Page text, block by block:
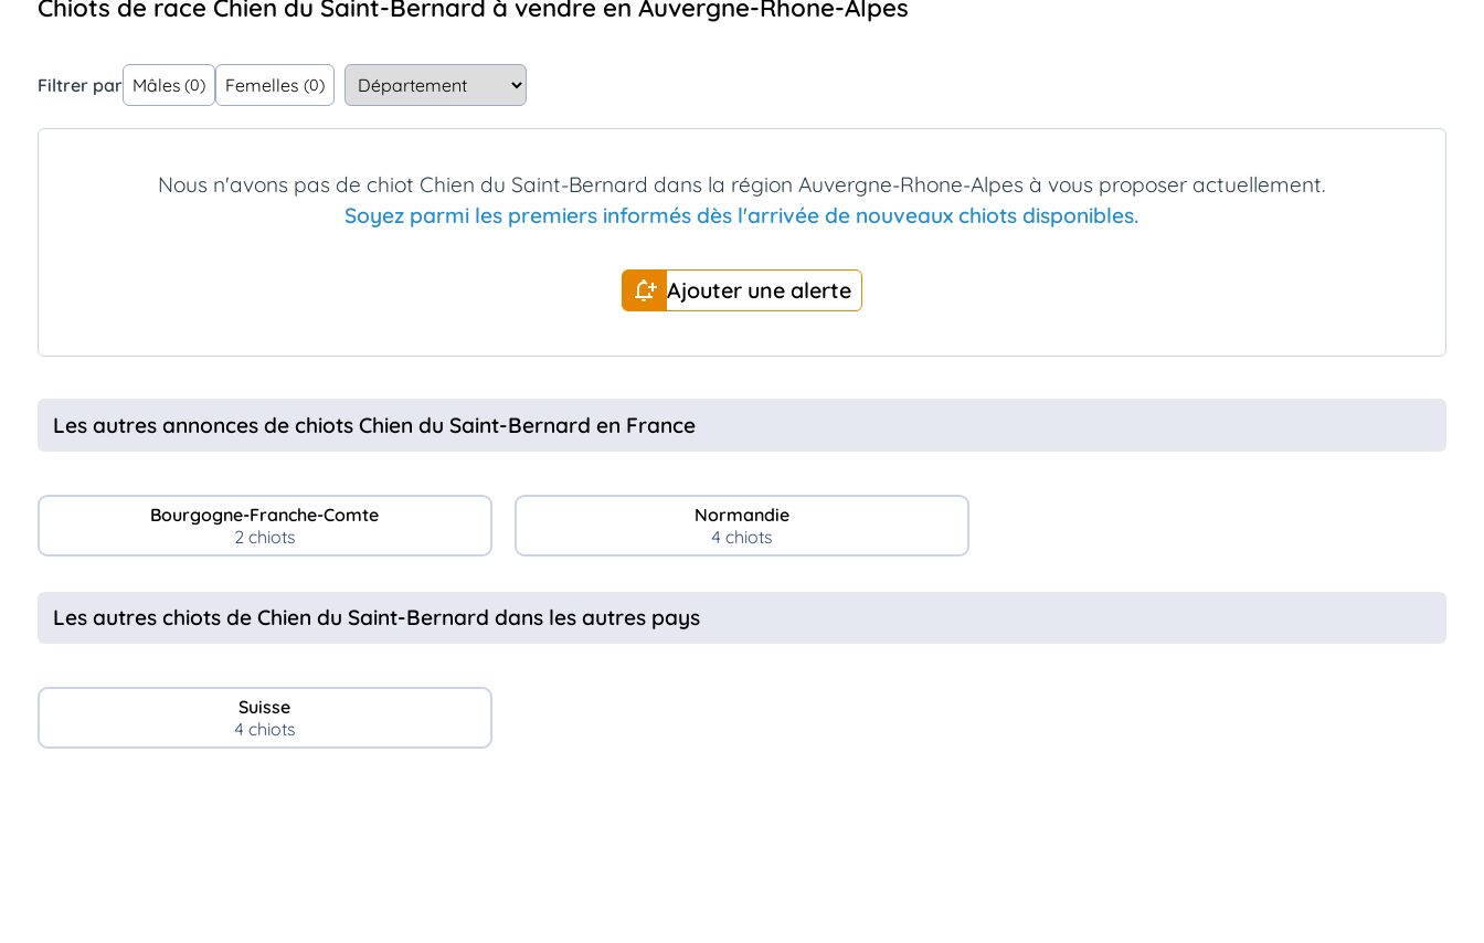
Assurances
Connexion
Chiots de race Chien du Saint-Bernard à vendre en Auvergne-Rhone-Alpes
Filtrer par Mâles (0) Femelles (0)
Nous n'avons pas de chiot Chien du Saint-Bernard dans la région Auvergne-Rhone-Alpes à vous proposer actuellement.
Soyez parmi les premiers informés dès l'arrivée de nouveaux chiots disponibles.
Ajouter une alerte
Les autres annonces de chiots Chien du Saint-Bernard en France
Bourgogne-Franche-Comte
2 chiots
Normandie
4 chiots
Les autres chiots de Chien du Saint-Bernard dans les autres pays
Suisse
4 chiots